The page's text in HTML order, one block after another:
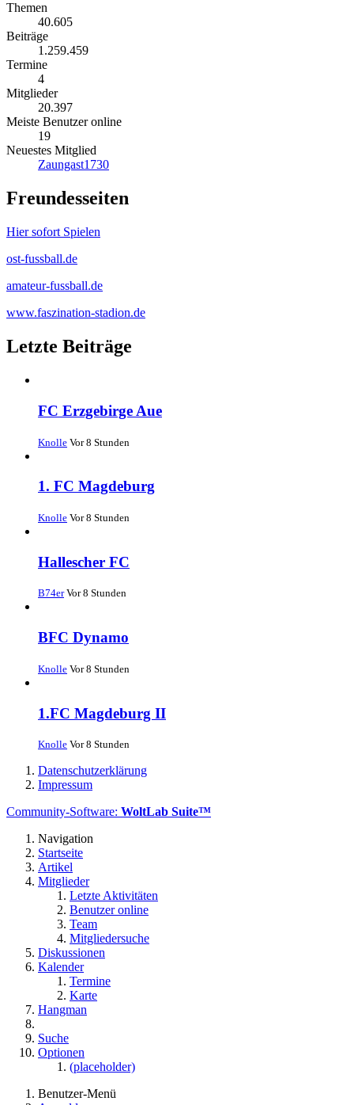
Themen
40.605
Beiträge
1.259.459
Termine
4
Mitglieder
20.397
Meiste Benutzer online
19
Neuestes Mitglied
Zaungast1730
Freundesseiten
Hier sofort Spielen
ost-fussball.de
amateur-fussball.de
www.faszination-stadion.de
Letzte Beiträge
FC Erzgebirge Aue
Knolle Vor 8 Stunden
1. FC Magdeburg
Knolle Vor 8 Stunden
Hallescher FC
B74er Vor 8 Stunden
BFC Dynamo
Knolle Vor 8 Stunden
1.FC Magdeburg II
Knolle Vor 8 Stunden
Datenschutzerklärung
Impressum
Community-Software: WoltLab Suite™
Navigation
Startseite
Artikel
Mitglieder
Letzte Aktivitäten
Benutzer online
Team
Mitgliedersuche
Diskussionen
Kalender
Termine
Karte
Hangman
Suche
Optionen
(placeholder)
Benutzer-Menü